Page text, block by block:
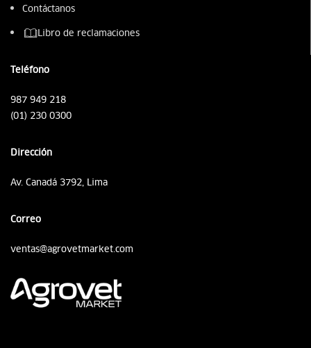
Contáctanos
Libro de reclamaciones
Teléfono
987 949 218
(01) 230 0300
Dirección
Av. Canadá 3792, Lima
Correo
ventas@agrovetmarket.com